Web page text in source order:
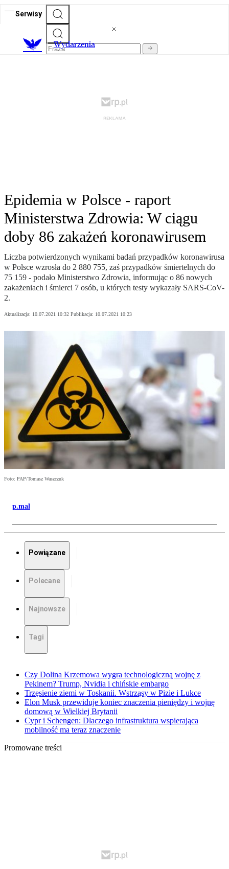
Serwisy
Wydarzenia
Epidemia w Polsce - raport
Ministerstwa Zdrowia: W ciągu
doby 86 zakażeń koronawirusem
Liczba potwierdzonych wynikami badań przypadków koronawirusa
w Polsce wzrosła do 2 880 755, zaś przypadków śmiertelnych do
75 159 - podało Ministerstwo Zdrowia, informując o 86 nowych
zakażeniach i śmierci 7 osób, u których testy wykazały SARS-CoV-
2.
Aktualizacja: 10.07.2021 10:32 Publikacja: 10.07.2021 10:23
Foto: PAP/Tomasz Waszczuk
p.mal
Powiązane
Polecane
Najnowsze
Tagi
Czy Dolina Krzemowa wygra technologiczną wojnę z
Pekinem? Trump, Nvidia i chińskie embargo
Trzęsienie ziemi w Toskanii. Wstrząsy w Pizie i Lukce
Elon Musk przewiduje koniec znaczenia pieniędzy i wojnę
domową w Wielkiej Brytanii
Cypr i Schengen: Dlaczego infrastruktura wspierająca
mobilność ma teraz znaczenie
Promowane treści